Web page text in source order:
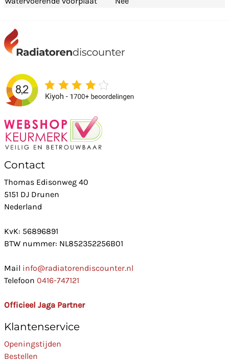
Contact
Thomas Edisonweg 40
5151 DJ Drunen
Nederland
KvK: 56896891
BTW nummer: NL852352256B01
Mail info@radiatorendiscounter.nl
Telefoon 0416-747121
Officieel Jaga Partner
Klantenservice
Openingstijden
Bestellen